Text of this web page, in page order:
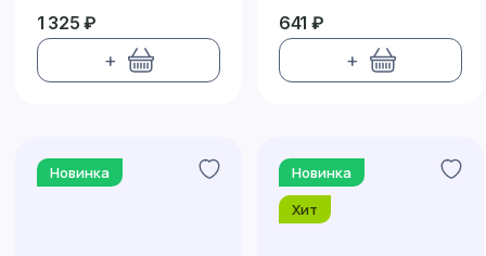
Д3
1 325 ₽
+
641 ₽
+
Новинка
Новинка
Хит